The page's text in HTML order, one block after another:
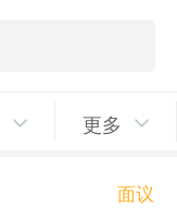
更多
面议